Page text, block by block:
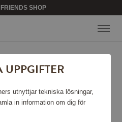
SHOP
svart
100
utnyttjar tekniska lösningar,
in information om dig för